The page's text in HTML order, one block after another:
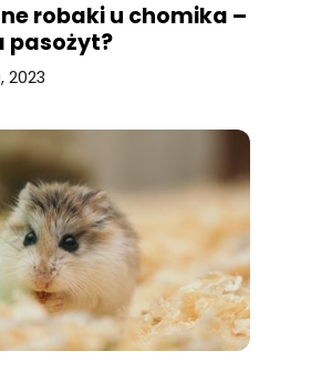
robaki u chomika –
pasożyt?
2023